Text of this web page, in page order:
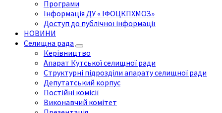
Програми
Інформація ДУ « ІФОЦКПХМОЗ»
Доступ до публічної інформації
НОВИНИ
Селищна рада
Керівництво
Апарат Кутської селищної ради
Структурні підрозділи апарату селищної ради
Депутатський корпус
Постійні комісії
Виконавчий комітет